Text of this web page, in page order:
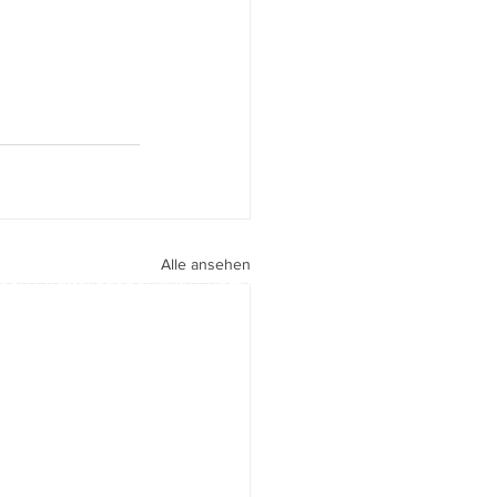
Alle ansehen
walter.gasperi@film-netz.com